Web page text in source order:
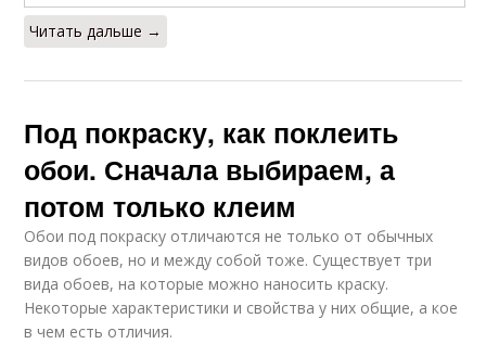
Читать дальше →
Под покраску, как поклеить
обои. Сначала выбираем, а
потом только клеим
Обои под покраску отличаются не только от обычных
видов обоев, но и между собой тоже. Существует три
вида обоев, на которые можно наносить краску.
Некоторые характеристики и свойства у них общие, а кое
в чем есть отличия.